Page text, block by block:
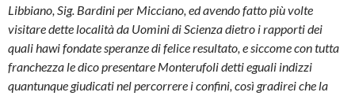
Libbiano, Sig. Bardini per Micciano, ed avendo fatto più volte
visitare dette località da Uomini di Scienza dietro i rapporti dei
quali hawi fondate speranze di felice resultato, e sic­come con tutta
franchezza le dico presentare Monterufoli detti eguali indizzi
quantunque giu­dicati nel percorrere i confini, così gradirei che la